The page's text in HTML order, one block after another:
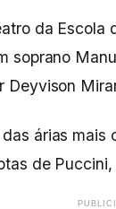
da Escola
soprano
Deyvison
árias mais
de